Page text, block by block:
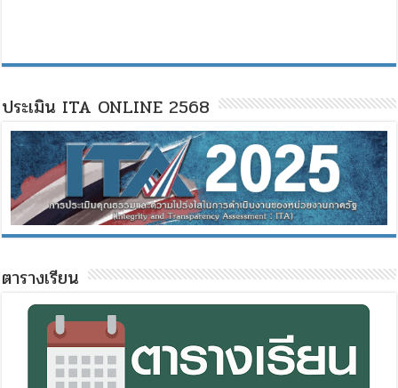
ประเมิน ITA ONLINE 2568
ตารางเรียน